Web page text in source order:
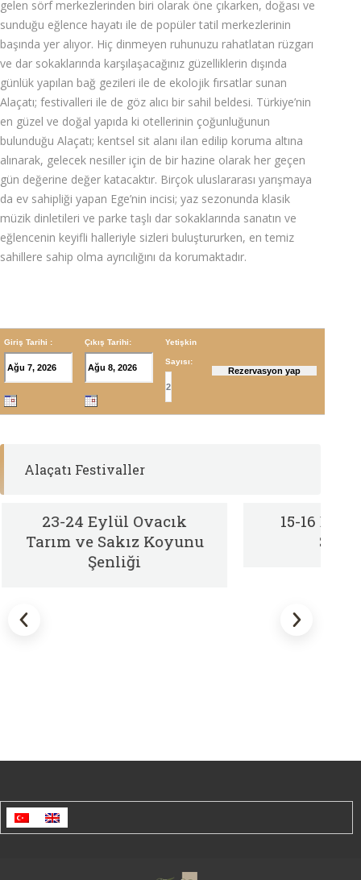
gelen sörf merkezlerinden biri olarak öne çıkarken, doğası ve
sunduğu eğlence hayatı ile de popüler tatil merkezlerinin
başında yer alıyor. Hiç dinmeyen ruhunuzu rahatlatan rüzgarı
ve dar sokaklarında karşılaşacağınız güzelliklerin dışında
günlük yapılan bağ gezileri ile de ekolojik fırsatlar sunan
Alaçatı; festivalleri ile de göz alıcı bir sahil beldesi. Türkiye’nin
en güzel ve doğal yapıda ki otellerinin çoğunluğunun
bulunduğu Alaçatı; kentsel sit alanı ilan edilip koruma altına
alınarak, gelecek nesiller için de bir hazine olarak her geçen
gün değerine değer katacaktır. Birçok uluslararası yarışmaya
da ev sahipliği yapan Ege’nin incisi; yaz sezonunda klasik
müzik dinletileri ve parke taşlı dar sokaklarında sanatın ve
eğlencenin keyifli halleriyle sizleri buluştururken, en temiz
sahillere sahip olma ayrıcılığını da korumaktadır.
Giriş Tarihi : Çıkış Tarihi: Yetişkin
Sayısı:
Alaçatı Festivaller
23-24 Eylül Ovacık
Tarım ve Sakız Koyunu
Şenliği
15-16